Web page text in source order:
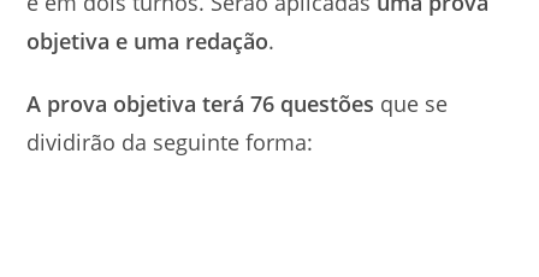
objetiva e uma redação.
A prova objetiva terá 76 questões que se
dividirão da seguinte forma: